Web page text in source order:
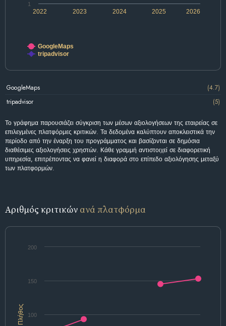
2022 2024 2026
2023 2025
1
GoogleMaps
tripadvisor
GoogleMaps
(4.7)
tripadvisor
(5)
Το γράφημα παρουσιάζει σύγκριση των μέσων αξιολογήσεων της εταιρείας σε
επιλεγμένες πλατφόρμες κριτικών. Τα δεδομένα καλύπτουν αποκλειστικά την
περίοδο από την έναρξη του προγράμματος και βασίζονται σε δημόσια
διαθέσιμες αξιολογήσεις χρηστών. Κάθε γραμμή αντιστοιχεί σε διαφορετική
υπηρεσία, επιτρέποντας να φανεί η διαφορά στο επίπεδο αξιολόγησης μεταξύ
των πλατφορμών.
Αριθμός κριτικών ανά πλατφόρμα
Πλήθος 100
150
200